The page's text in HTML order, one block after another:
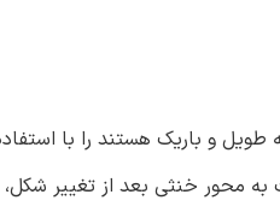
و باریک هستند را با استفاده